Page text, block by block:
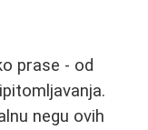
prase - od
negu ovih